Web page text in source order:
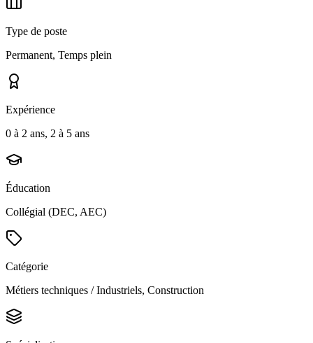
Type de poste
Permanent, Temps plein
Expérience
0 à 2 ans, 2 à 5 ans
Éducation
Collégial (DEC, AEC)
Catégorie
Métiers techniques / Industriels, Construction